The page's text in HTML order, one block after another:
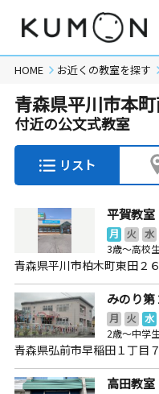
HOME お近くの教室を探す
青森県平川市本
付近の公文式教室
リスト
平賀教室
月 火 水
3歳～高校
青森県平川市柏木町東田２
みのり第
月 火 水
2歳～中学
青森県弘前市早稲田１丁目
高田教室